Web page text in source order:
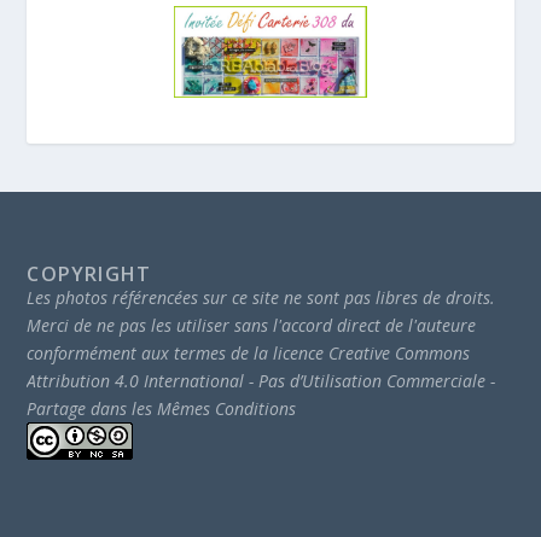
COPYRIGHT
Les photos référencées sur ce site ne sont pas libres de droits.
Merci de ne pas les utiliser sans l'accord direct de l'auteure
conformément aux termes de la licence Creative Commons
Attribution 4.0 International - Pas d’Utilisation Commerciale -
Partage dans les Mêmes Conditions